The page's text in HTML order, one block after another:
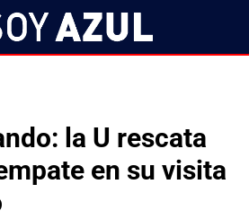
la U rescata
en su visita